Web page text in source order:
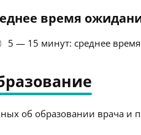
время
5 — 15 минут: среднее
об образовании врача и